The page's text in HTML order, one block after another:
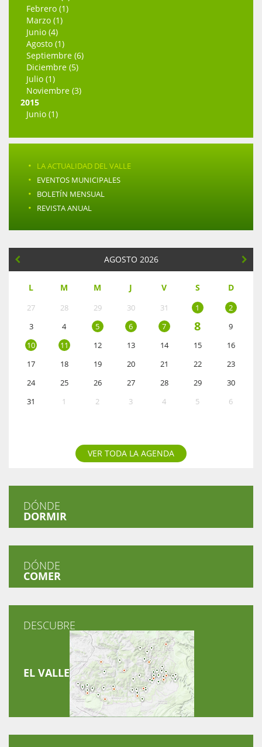
Febrero (1)
Marzo (1)
Junio (4)
Agosto (1)
Septiembre (6)
Diciembre (5)
Julio (1)
Noviembre (3)
2015
Junio (1)
· LA ACTUALIDAD DEL VALLE
· EVENTOS MUNICIPALES
· BOLETÍN MENSUAL
· REVISTA ANUAL
AGOSTO 2026
L M M J V S D
27 28 29 30 31 1
2
3
4 5 6 7 8
9
10
11 12 13 14 15
16
17
18 19 20 21 22
23
24
25 26 27 28 29
30
31
1 2 3 4 5 6
VER TODA LA AGENDA
DÓNDE
DORMIR
DÓNDE
COMER
DESCUBRE
EL VALLE